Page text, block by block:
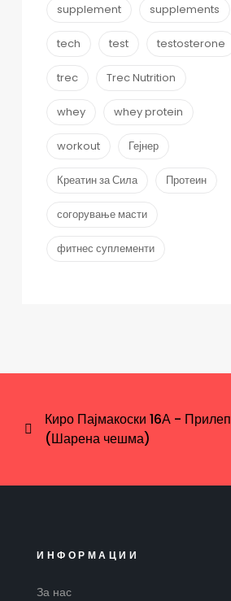
supplement supplements
tech test testosterone
trec Trec Nutrition
whey whey protein
workout Гејнер
Креатин за Сила Протеин
согорување масти
фитнес суплементи
Киро Пајмакоски 16А - Прилеп
(Шарена чешма)
ИНФОРМАЦИИ
За нас